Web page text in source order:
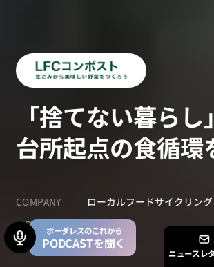
ニュースレ
ボーダレスのこれから
PODCASTを聞く
「捨てない暮らし
台所起点の食循環
COMPANY
ローカルフードサイクリング
ISSUE
循環型社会